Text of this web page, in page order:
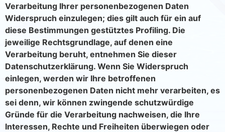
Verarbeitung Ihrer personenbezogenen Daten
Widerspruch einzulegen; dies gilt auch für ein auf
diese Bestimmungen gestütztes Profiling. Die
jeweilige Rechtsgrundlage, auf denen eine
Verarbeitung beruht, entnehmen Sie dieser
Datenschutzerklärung. Wenn Sie Widerspruch
einlegen, werden wir Ihre betroffenen
personenbezogenen Daten nicht mehr verarbeiten, es
sei denn, wir können zwingende schutzwürdige
Gründe für die Verarbeitung nachweisen, die Ihre
Interessen, Rechte und Freiheiten überwiegen oder